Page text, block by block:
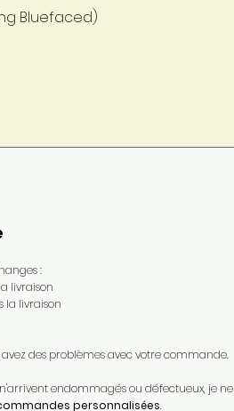
Bluefaced)
:
livraison
la livraison
des problèmes avec votre commande.​
endommagés ou défectueux, je ne
personnalisées.​